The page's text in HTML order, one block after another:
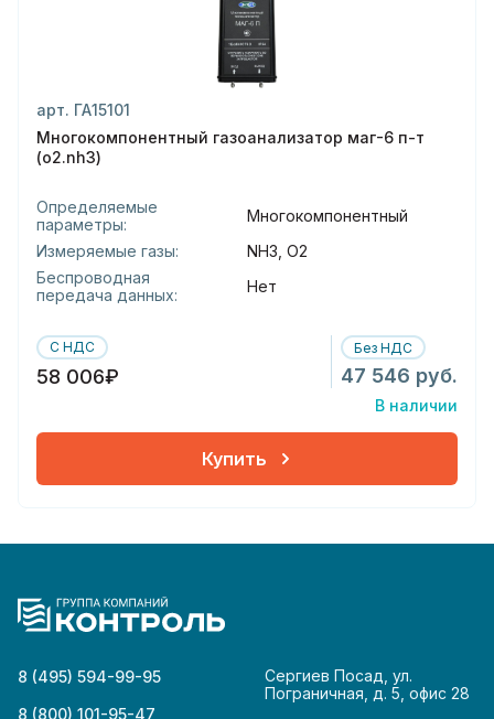
арт. ГА15101
Многокомпонентный газоанализатор маг-6 п-т
(o2.nh3)
Определяемые
параметры:
Многокомпонентный
Измеряемые газы:
NH3, O2
Беспроводная
передача данных:
Нет
С НДС
58 006₽
Без НДС
47 546 руб.
В наличии
Купить
8 (495) 594-99-95
8 (800) 101-95-47
Сергиев Посад, ул.
Пограничная, д. 5, офис 28